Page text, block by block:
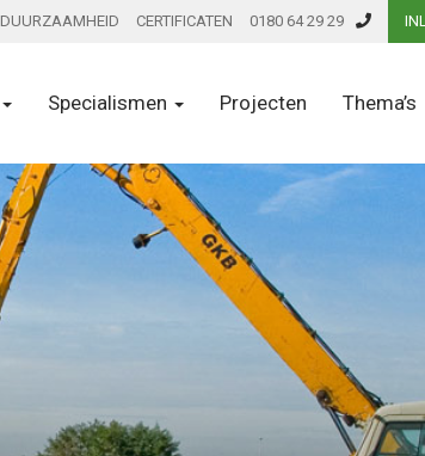
DUURZAAMHEID CERTIFICATEN 0180 64 29 29
Specialismen Projecten Thema’s